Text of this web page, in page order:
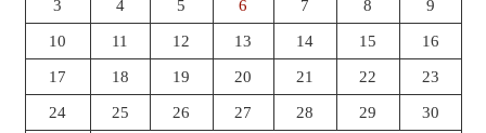
3 4 5 6 7 8 9
10 11 12 13 14 15 16
17 18 19 20 21 22 23
24 25 26 27 28 29 30